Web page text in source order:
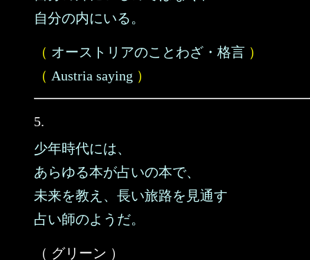
自分の内にいる。
（ オーストリアのことわざ・格言 ）
（ Austria saying ）
5.
少年時代には、
あらゆる本が占いの本で、
未来を教え、長い旅路を見通す
占い師のようだ。
（ グリーン ）